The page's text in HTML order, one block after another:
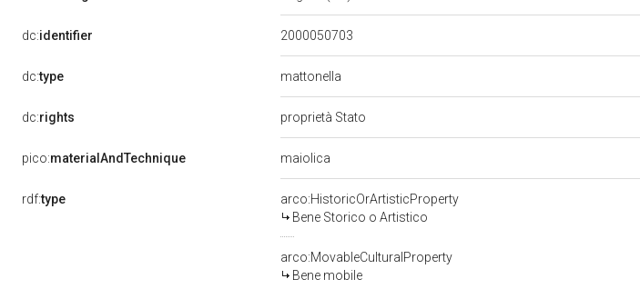
dc:identifier 2000050703
dc:type mattonella
dc:rights proprietà Stato
pico:materialAndTechnique maiolica
rdf:type
arco:HistoricOrArtisticProperty
Bene Storico o Artistico
arco:MovableCulturalProperty
Bene mobile